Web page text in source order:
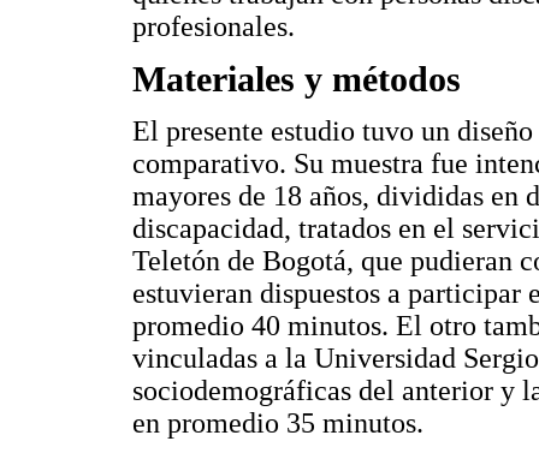
profesionales.
Materiales y métodos
El presente estudio tuvo un
comparativo. Su muestra fue
mayores de 18 años, divididas en
discapacidad, tratados en el
Teletón de Bogotá, que pudieran
estuvieran dispuestos a participar
promedio 40 minutos. El otro
vinculadas a la Universidad
sociodemográficas del anterior y
en promedio 35 minutos.